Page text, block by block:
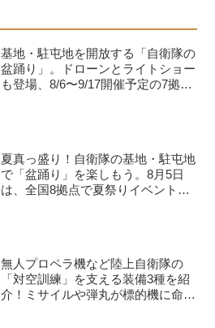
基地・駐屯地を開放する「自衛隊の
盆踊り」。ドローンとライトショー
も登場、8/6〜9/17開催予定の7拠点
夏真っ盛り！自衛隊の基地・駐屯地
で「盆踊り」を楽しもう。8月5日
は、全国8拠点で夏祭りイベントが
無人プロペラ機など陸上自衛隊の
「対空訓練」を支える装備3種を紹
介！ミサイルや弾丸が標的機に命中